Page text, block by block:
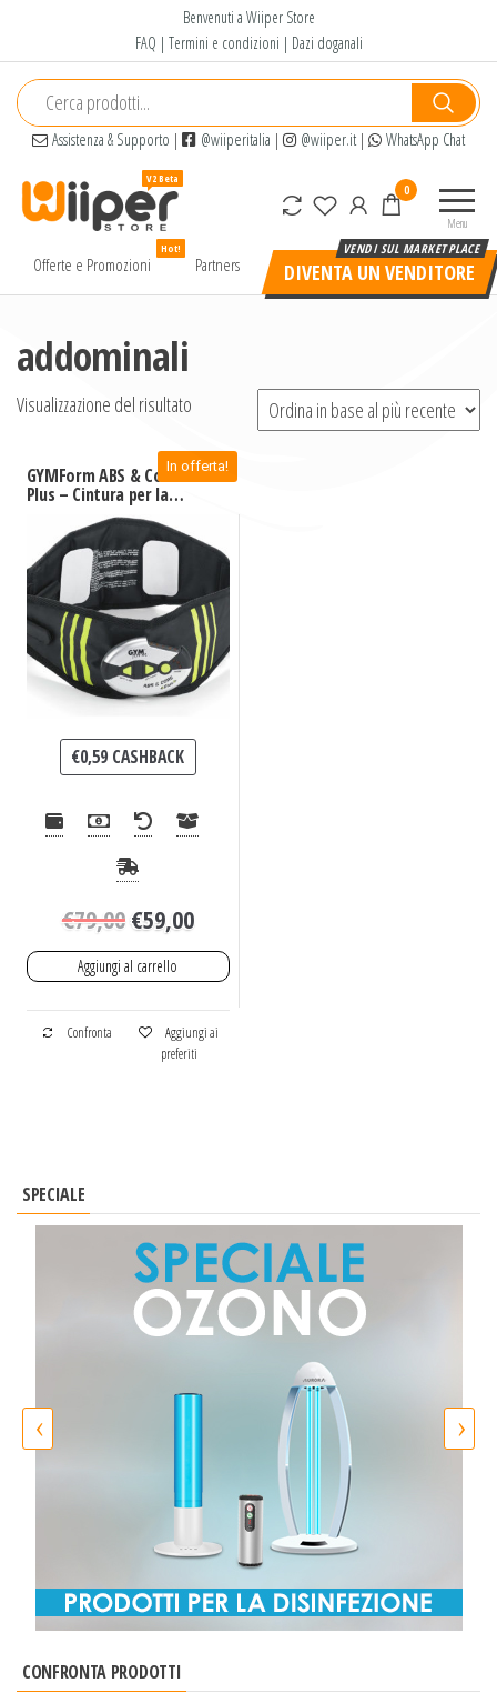
contenuto
Benvenuti a Wiiper Store
FAQ | Termini e condizioni | Dazi doganali
Assistenza & Supporto | @wiiperitalia | @wiiper.it| WhatsApp Chat
alta
Menu
0
Offerte e Promozioni
Hot!
Partners DIVENTA UN VENDITORE
addominali
Visualizzazione del risultato
GYMForm ABS & Core
Plus – Cintura per la
Tonificazione dei
Muscoli Addominali
In offerta!
€0,59 CASHBACK
€79,00€59,00
Aggiungi al carrello
Confronta
Aggiungi ai
preferiti
SPECIALE
‹ ›
CONFRONTA PRODOTTI